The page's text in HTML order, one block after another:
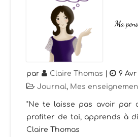
Ma
par Claire Thomas | 9 Avr
Journal, Mes
"Ne te laisse pas avoir par
profiter de toi, apprends à
Claire Thomas